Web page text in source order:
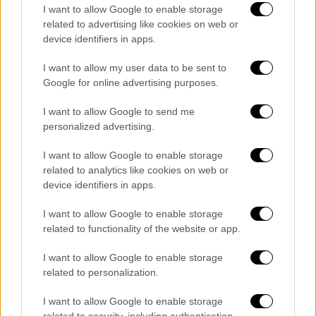
I want to allow Google to enable storage
related to advertising like cookies on web or
device identifiers in apps.
I want to allow my user data to be sent to
Google for online advertising purposes.
I want to allow Google to send me
personalized advertising.
I want to allow Google to enable storage
related to analytics like cookies on web or
device identifiers in apps.
I want to allow Google to enable storage
related to functionality of the website or app.
I want to allow Google to enable storage
related to personalization.
I want to allow Google to enable storage
Rescue ops involve cutting through
the ice mostly by hand with chain
— RBClouston (@rbclouston)
Οι υπηρεσίες διάσωσης ξεκίνησαν έρευνα
μετά το δυστύχημα προκειμένου να
εντοπίσουν τους δύο αγνοουμένους χωρίς
αποτέλεσμα μέχρι στιγμής. Οι επιχειρήσεις
αυτές διακόπηκαν όταν έπεσε η νύχτα και
αναμένεται να επαναληφθούν σήμερα.
«Ένας μεγάλος αριθμός διασωστών και
εργαζομένων σε υπηρεσίες έκτακτης
ανάγκης έλαβε μέρος στις επιχειρήσεις» που
διεξάγονται «σε δύσκολες συνθήκες»,